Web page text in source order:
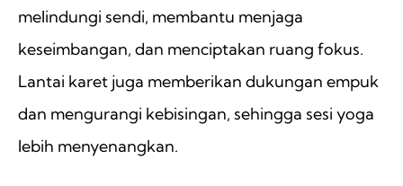
melindungi sendi, membantu menjaga
keseimbangan, dan menciptakan ruang fokus.
Lantai karet juga memberikan dukungan empuk
dan mengurangi kebisingan, sehingga sesi yoga
lebih menyenangkan.